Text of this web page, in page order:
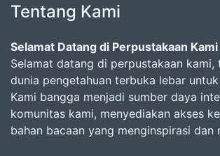
Tentang Kami
Selamat Datang di Perpustakaan Kami
Selamat datang di perpustakaan kami,
dunia pengetahuan terbuka lebar
Kami bangga menjadi sumber daya
komunitas kami, menyediakan akses
bahan bacaan yang menginspirasi dan